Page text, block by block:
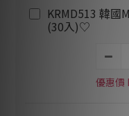
KRMD513 韓國
(30入)♡
優惠價